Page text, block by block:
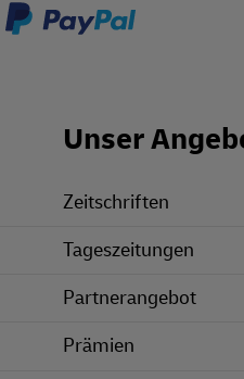
Unser
Zeitschriften
Tageszeitungen
Partnerangebot
Prämien